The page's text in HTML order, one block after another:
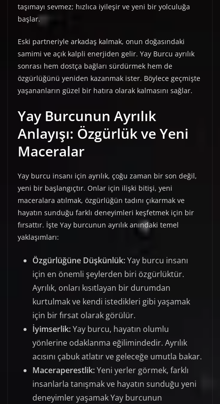
taşımayı sevmez; hızlıca iyileşir ve yeni bir yolculuğa
başlar.
Eski partneriyle arkadaş kalmak, onun doğasındaki
samimi ve açık kalpli enerjiden gelir. Yay Burcu ayrılık
sonrası hem dostça bağları sürdürmek hem de
özgürlüğünü yeniden kazanmak ister. Böylece geçmişte
yaşananların güzel bir hatıra olarak kalmasını sağlar.
Yay Burcunun Ayrılık
Anlayışı: Özgürlük ve Yeni
Maceralar
Yay burcu insanı için ayrılık, çoğu zaman bir son değil,
yeni bir başlangıçtır. Onlar için ilişki bitişi, yeni
maceralara atılmak, özgürlüğün tadını çıkarmak ve
hayatın sunduğu farklı deneyimleri keşfetmek için bir
fırsattır. İşte Yay burcunun ayrılık anındaki temel
yaklaşımları:
Özgürlüğüne Düşkünlük:Yay burcu insanı
için en önemli şeylerden biri özgürlüktür.
Ayrılık, onları kısıtlayan bir durumdan
kurtulmak ve kendi istedikleri gibi yaşamak
için bir fırsat olarak görülür.
İyimserlik:Yay burcu, hayatın olumlu
yönlerine odaklanma eğilimindedir. Ayrılık
acısını çabuk atlatır ve geleceğe umutla bakar.
Maceraperestlik:Yeni yerler görmek, farklı
insanlarla tanışmak ve hayatın sunduğu yeni
deneyimler yaşamak Yay burcunun